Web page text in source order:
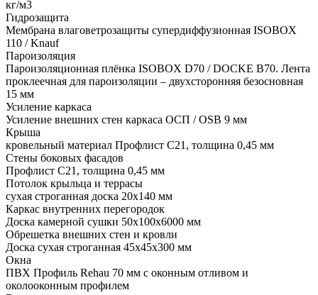
кг/м3
Гидрозащита
Мембрана влаговетрозащиты супердиффузионная ISOBOX
110 / Knauf
Пароизоляция
Пароизоляционная плёнка ISOBOX D70 / DOCKЕ B70. Лента
проклеечная для пароизоляции – двухсторонняя безосновная
15 мм
Усиление каркаса
Усиление внешних стен каркаса ОСП / OSB 9 мм
Крыша
кровельный материал Профлист С21, толщина 0,45 мм
Стены боковых фасадов
Профлист С21, толщина 0,45 мм
Потолок крыльца и террасы
сухая строганная доска 20х140 мм
Каркас внутренних перегородок
Доска камерной сушки 50х100х6000 мм
Обрешетка внешних стен и кровли
Доска сухая строганная 45х45х300 мм
Окна
ПВХ Профиль Rehau 70 мм с оконным отливом и
околооконным профилем